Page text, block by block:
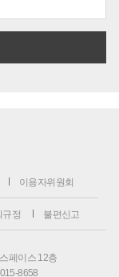
이용자위원회
규정 불편신고
페이스 12층
8658